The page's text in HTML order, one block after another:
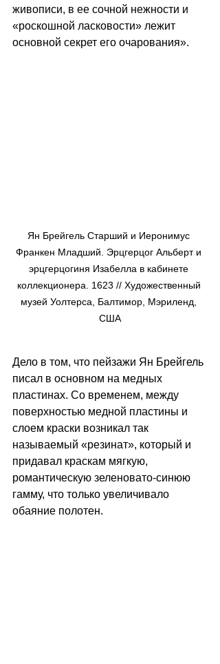
живописи, в ее сочной нежности и
«роскошной ласковости» лежит
основной секрет его очарования».
Ян Брейгель Старший и Иеронимус
Франкен Младший. Эрцгерцог Альберт и
эрцгерцогиня Изабелла в кабинете
коллекционера. 1623 // Художественный
музей Уолтерса, Балтимор, Мэриленд,
США
Дело в том, что пейзажи Ян Брейгель
писал в основном на медных
пластинах. Со временем, между
поверхностью медной пластины и
слоем краски возникал так
называемый «резинат», который и
придавал краскам мягкую,
романтическую зеленовато-синюю
гамму, что только увеличивало
обаяние полотен.